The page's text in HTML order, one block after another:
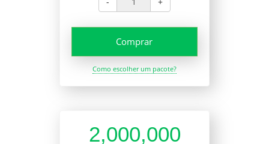
Comprar
Como escolher um pacote?
2,000,000